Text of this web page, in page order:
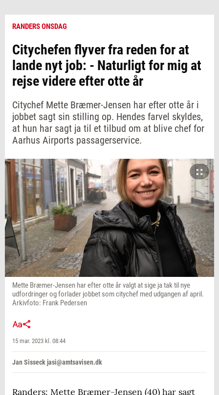
RANDERS ONSDAG
Citychefen flyver fra reden for at
lande nyt job: - Naturligt for mig at
rejse videre efter otte år
Citychef Mette Bræmer-Jensen har efter otte år i
jobbet sagt sin stilling op. Hendes farvel skyldes,
at hun har sagt ja til et tilbud om at blive chef for
Aarhus Airports passagerservice.
Mette Bræmer-Jensen har efter otte år valgt at sige ja tak til nye
udfordringer og forlader jobbet som citychef med udgangen af april.
Arkivfoto: Frank Pedersen
15 mar. 2023 kl. 08:44
Jan Sisseck jasi@amtsavisen.dk
Randers: Mette Bræmer-Jensen (40) har sagt